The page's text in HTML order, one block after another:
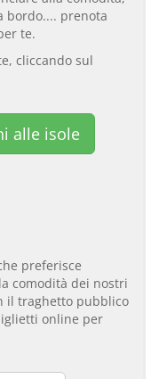
bordo.... prenota
te.
cliccando sul
alle isole
preferisce
comodità dei nostri
il traghetto pubblico
online per